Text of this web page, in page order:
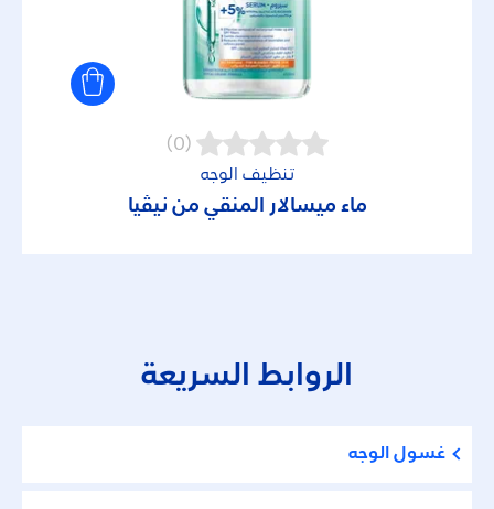
(0)
تنظيف الوجه
ماء ميسالار المنقي من نيڤيا
الروابط السريعة
غسول الوجه